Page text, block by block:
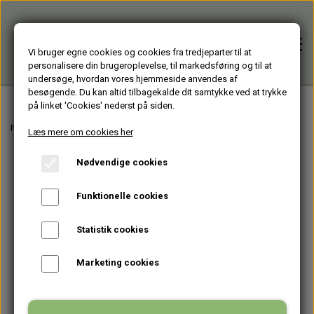
Forside
Firmagaver
Forside Varer fra Huset Venture Kolding
Vi bruger egne cookies og cookies fra tredjeparter til at
personalisere din brugeroplevelse, til markedsføring og til at
undersøge, hvordan vores hjemmeside anvendes af
besøgende. Du kan altid tilbagekalde dit samtykke ved at trykke
på linket 'Cookies' nederst på siden.
Læs mere om cookies her
Nødvendige cookies
Funktionelle cookies
Statistik cookies
Marketing cookies